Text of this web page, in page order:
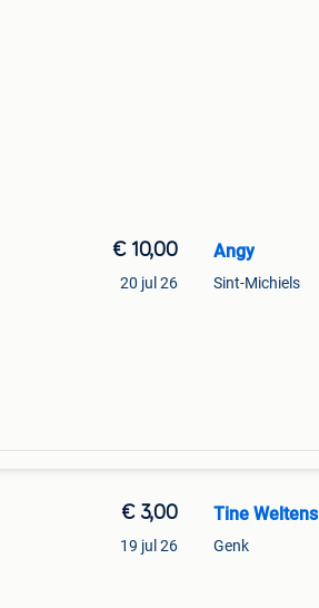
€ 10,00
20 jul 26
Angy
Sint-Michiels
€ 3,00
19 jul 26
Tine Weltens
Genk